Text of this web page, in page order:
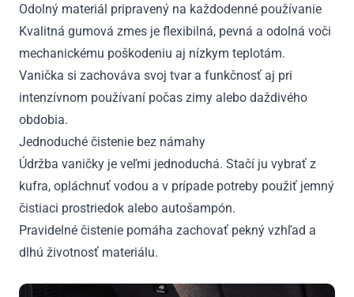
Odolný materiál pripravený na každodenné používanie
Kvalitná gumová zmes je flexibilná, pevná a odolná voči
mechanickému poškodeniu aj nízkym teplotám.
Vanička si zachováva svoj tvar a funkčnosť aj pri
intenzívnom používaní počas zimy alebo daždivého
obdobia.
Jednoduché čistenie bez námahy
Údržba vaničky je veľmi jednoduchá. Stačí ju vybrať z
kufra, opláchnuť vodou a v prípade potreby použiť jemný
čistiaci prostriedok alebo autošampón.
Pravidelné čistenie pomáha zachovať pekný vzhľad a
dlhú životnosť materiálu.